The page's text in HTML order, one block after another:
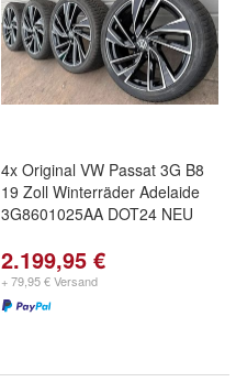
4x Original VW Passat 3G B8
19 Zoll Winterräder Adelaide
3G8601025AA DOT24 NEU
2.199,95 €
+ 79,95 € Versand